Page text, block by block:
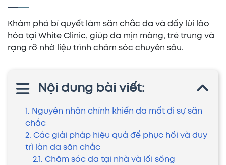
Khám phá bí quyết làm săn chắc da và đẩy lùi lão
hóa tại White Clinic, giúp da mịn màng, trẻ trung và
rạng rỡ nhờ liệu trình chăm sóc chuyên sâu.
Nội dung bài viết:
1. Nguyên nhân chính khiến da mất đi sự săn
chắc
2. Các giải pháp hiệu quả để phục hồi và duy
trì làn da săn chắc
2.1. Chăm sóc da tại nhà và lối sống